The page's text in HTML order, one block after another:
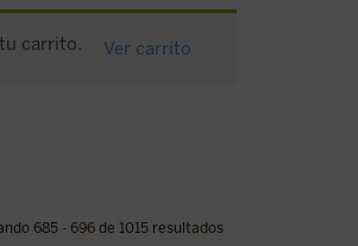
carrito. Ver carrito
685 - 696 de 1015 resultados